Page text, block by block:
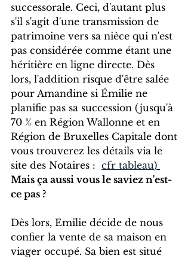
successorale. Ceci, d'autant plus
s'il s'agit d'une transmission de
patrimoine vers sa nièce qui n'est
pas considérée comme étant une
héritière en ligne directe. Dès
lors, l'addition risque d'être salée
pour Amandine si Émilie ne
planifie pas sa succession (jusqu'à
70 % en Région Wallonne et en
Région de Bruxelles Capitale dont
vous trouverez les détails via le
site des Notaires : cfr tableau)
Mais ça aussi vous le saviez n'est-
ce pas ?
Dès lors, Emilie décide de nous
confier la vente de sa maison en
viager occupé. Sa bien est situé